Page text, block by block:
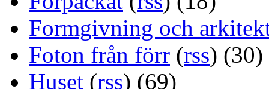
Formgivning och
Foton från förr (rss) (30)
Huset (rss) (69)